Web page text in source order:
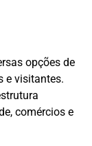
opções de
e visitantes.
comércios e